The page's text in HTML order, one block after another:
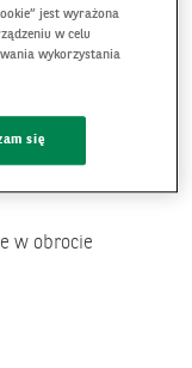
i
w obrocie
jest wyrażona
w celu
wykorzystania
się